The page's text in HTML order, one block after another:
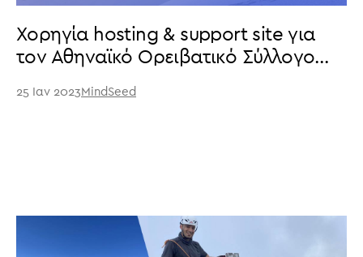
Χορηγία hosting & support site για
τον Αθηναϊκό Ορειβατικό Σύλλογο
25 Ιαν 2023 MindSeed